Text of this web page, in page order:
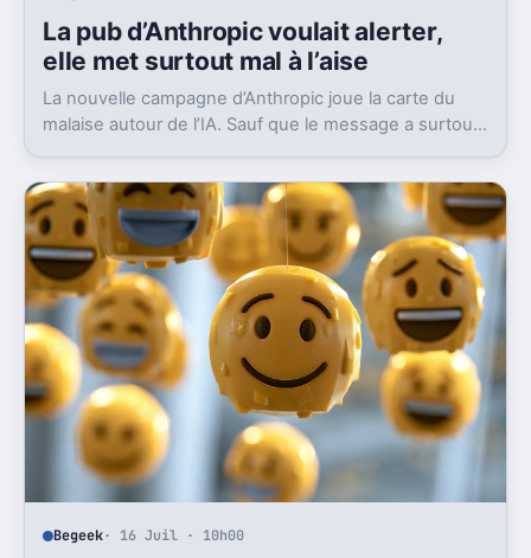
La pub d’Anthropic voulait alerter,
elle met surtout mal à l’aise
La nouvelle campagne d’Anthropic joue la carte du
malaise autour de l’IA. Sauf que le message a surtout
Begeek· 16 Juil · 10h00